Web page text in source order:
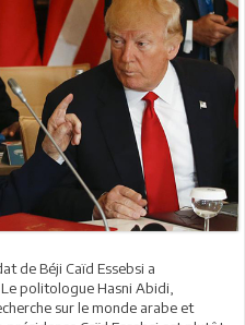
de Béji Caïd Essebsi a
politologue Hasni Abidi,
sur le monde arabe et